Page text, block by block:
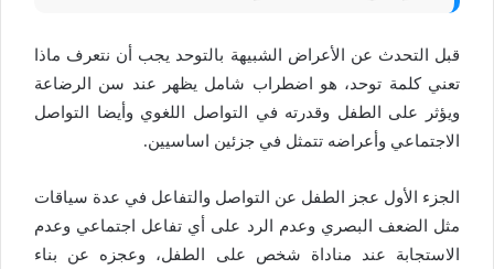
قبل التحدث عن الأعراض الشبيهة بالتوحد يجب أن نتعرف ماذا
تعني كلمة توحد، هو اضطراب شامل يظهر عند سن الرضاعة
ويؤثر على الطفل وقدرته في التواصل اللغوي وأيضا التواصل
الاجتماعي وأعراضه تتمثل في جزئين اساسيين.
الجزء الأول عجز الطفل عن التواصل والتفاعل في عدة سياقات
مثل الضعف البصري وعدم الرد على أي تفاعل اجتماعي وعدم
الاستجابة عند مناداة شخص على الطفل، وعجزه عن بناء